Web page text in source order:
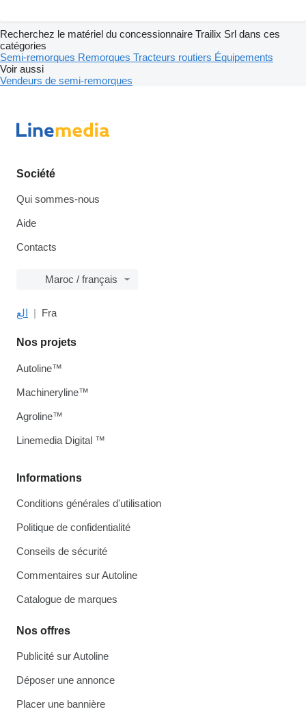
Recherchez le matériel du concessionnaire Trailix Srl dans ces
catégories
Semi-remorques Remorques Tracteurs routiers Équipements
Voir aussi
Vendeurs de semi-remorques
Société
Qui sommes-nous
Aide
Contacts
Maroc / français
الع Fra
Informations
Conditions générales d'utilisation
Politique de confidentialité
Conseils de sécurité
Commentaires sur Autoline
Catalogue de marques
Nos offres
Publicité sur Autoline
Déposer une annonce
Placer une bannière
Nos projets
Autoline™
Machineryline™
Agroline™
Linemedia Digital ™